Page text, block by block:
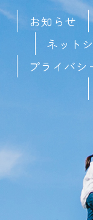
お知らせ
ネット
プライバシ